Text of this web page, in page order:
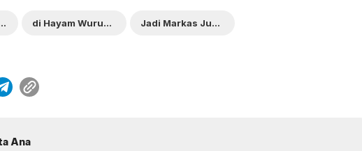
di Hayam Wuruk Diduga Jadi Markas Judi Online
Ana